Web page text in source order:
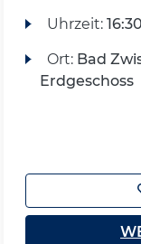
Uhrzeit:
Ort: Bad
Erdgeschoss